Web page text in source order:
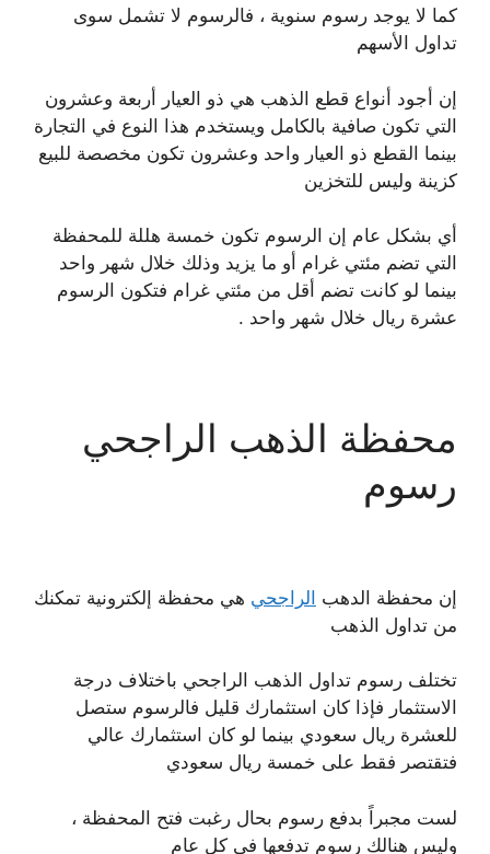
كما لا يوجد رسوم سنوية ، فالرسوم لا تشمل سوى
تداول الأسهم
إن أجود أنواع قطع الذهب هي ذو العيار أربعة وعشرون
التي تكون صافية بالكامل ويستخدم هذا النوع في التجارة
بينما القطع ذو العيار واحد وعشرون تكون مخصصة للبيع
كزينة وليس للتخزين
أي بشكل عام إن الرسوم تكون خمسة هللة للمحفظة
التي تضم مئتي غرام أو ما يزيد وذلك خلال شهر واحد
بينما لو كانت تضم أقل من مئتي غرام فتكون الرسوم
عشرة ريال خلال شهر واحد .
محفظة الذهب الراجحي
رسوم
إن محفظة الدهب الراجحي هي محفظة إلكترونية تمكنك
من تداول الذهب
تختلف رسوم تداول الذهب الراجحي باختلاف درجة
الاستثمار فإذا كان استثمارك قليل فالرسوم ستصل
للعشرة ريال سعودي بينما لو كان استثمارك عالي
فتقتصر فقط على خمسة ريال سعودي
لست مجبراً بدفع رسوم بحال رغبت فتح المحفظة ،
وليس هنالك رسوم تدفعها في كل عام